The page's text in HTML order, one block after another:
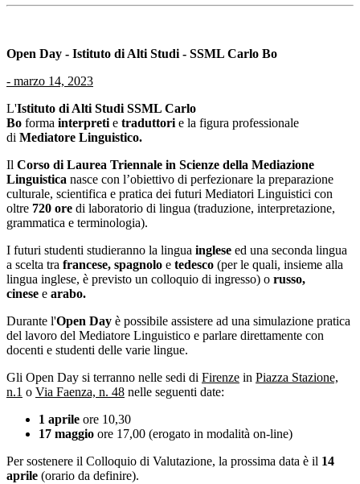
Open Day - Istituto di Alti Studi - SSML Carlo Bo
- marzo 14, 2023
L'Istituto di Alti Studi SSML Carlo
Bo forma interpreti e traduttori e la figura professionale
di Mediatore Linguistico.
Il Corso di Laurea Triennale in Scienze della Mediazione
Linguistica nasce con l’obiettivo di perfezionare la preparazione
culturale, scientifica e pratica dei futuri Mediatori Linguistici con
oltre 720 ore di laboratorio di lingua (traduzione, interpretazione,
grammatica e terminologia).
I futuri studenti studieranno la lingua inglese ed una seconda lingua
a scelta tra francese, spagnolo e tedesco (per le quali, insieme alla
lingua inglese, è previsto un colloquio di ingresso) o russo,
cinese e arabo.
Durante l'Open Day è possibile assistere ad una simulazione pratica
del lavoro del Mediatore Linguistico e parlare direttamente con
docenti e studenti delle varie lingue.
Gli Open Day si terranno nelle sedi di Firenze in Piazza Stazione,
n.1 o Via Faenza, n. 48 nelle seguenti date:
1 aprile ore 10,30
17 maggio ore 17,00 (erogato in modalità on-line)
Per sostenere il Colloquio di Valutazione, la prossima data è il 14
aprile (orario da definire).